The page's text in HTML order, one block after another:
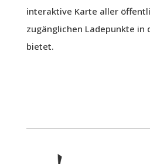
interaktive Karte aller
zugänglichen Ladepunkte in
bietet.